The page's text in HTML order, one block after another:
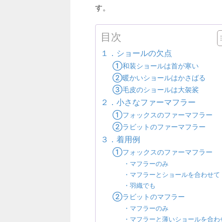
す。
目次
１．ショールの欠点
①和装ショールは首が寒い
②暖かいショールはかさばる
③毛皮のショールは大袈裟
２．小さなファーマフラー
①フォックスのファーマフラー
②ラビットのファーマフラー
３．着用例
①フォックスのファーマフラー
・マフラーのみ
・マフラーとショールを合わせて
・羽織でも
②ラビットのマフラー
・マフラーのみ
・マフラーと薄いショールを合わ